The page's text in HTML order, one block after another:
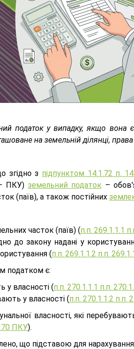
податок у випадку, якщо вона
на земельній ділянці,
згідно з підпунктом 14.1.72 п.
ПКУ) земельний податок –
(паїв), а також постійних
часток (паїв) (п.п. 269.1.1.1
до закону надані у
(п.п. 269.1.1.2 п.п.
податком є:
у власності (п.п. 270.1.1.1 п.п.
у власності (п.п. 270.1.1.2 п.п.
власності, які
ПКУ).
що підставою для